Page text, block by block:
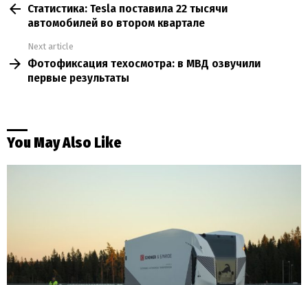
moreСтатистика: Tesla поставила 22 тысячи
автомобилей во втором квартале
Next article
Фотофиксация техосмотра: в МВД озвучили
первые результаты
You May Also Like